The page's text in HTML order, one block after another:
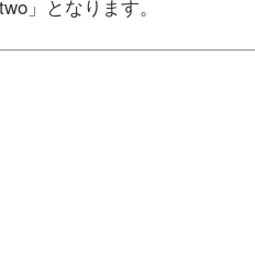
」となります。